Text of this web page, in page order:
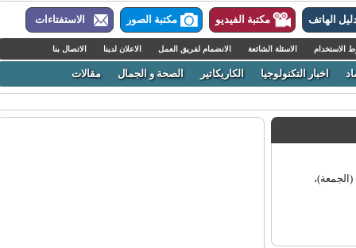
الهاتف مكتبة الفيديو مكتبة الصور الاستفتاءات
الاسئلة الشائعة الانضمام لفريق العمل الاعلان لدينا الاتصال بنا
اخبار التكنولوجيا الكاريكاتير الصحة و الجمال مقالات